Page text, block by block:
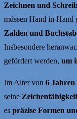
Zeichnen und
müssen Hand in Hand
Zahlen und
Insbesondere
gefördert werden, um
Im Alter von 6 Jahren
seine
es präzise Formen